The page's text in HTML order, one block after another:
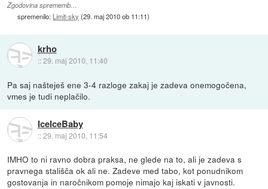
Zgodovina sprememb…
spremenilo: Limit-sky (29. maj 2010 ob 11:11)
krho
::29. maj 2010, 11:40
Pa saj našteješ ene 3-4 razloge zakaj je zadeva onemogočena,
vmes je tudi neplačilo.
IceIceBaby
::29. maj 2010, 11:54
IMHO to ni ravno dobra praksa, ne glede na to, ali je zadeva s
pravnega stališča ok ali ne. Zadeve med tabo, kot ponudnikom
gostovanja in naročnikom pomoje nimajo kaj iskati v javnosti.